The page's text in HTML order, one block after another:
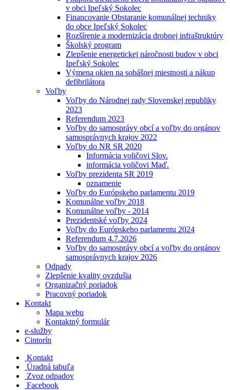
v obci Ipeľský Sokolec
Financovanie Obstaranie komunálnej techniky
do obce Ipeľský Sokolec
Rozšírenie a modernizácia drobnej infraštruktúry
Školský program
Zlepšenie energetickej náročnosti budov v obci
Ipeľský Sokolec
Výmena okien na sobášnej miestnosti a nákup
defibrilátora
Voľby
Voľby do Národnej rady Slovenskej republiky
2023
Referendum 2023
Voľby do samosprávy obcí a voľby do orgánov
samosprávnych krajov 2022
Voľby do NR SR 2020
Informácia voličovi Slov.
informácia voličovi Maď.
Voľby prezidenta SR 2019
oznamenie
Voľby do Európskeho parlamentu 2019
Komunálne voľby 2018
Komunálne voľby - 2014
Prezidentské voľby 2024
Voľby do Európskeho parlamentu 2024
Referendum 4.7.2026
Voľby do samosprávy obcí a voľby do orgánov
samosprávnych krajov 2026
Odpady
Zlepšenie kvality ovzdušia
Organizačný poriadok
Pracovný poriadok
Kontakt
Mapa webu
Kontaktný formulár
e-služby
Cintorín
Kontakt
Úradná tabuľa
Zvoz odpadov
Facebook